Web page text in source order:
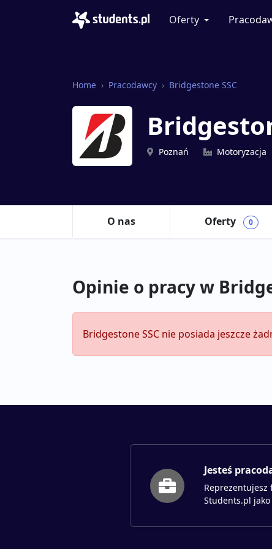
Oferty
Home Pracodawcy Bridgestone SSC
Poznań Motoryzacja
O nas Oferty 0
Opinie o pracy w
Bridgestone SSC nie posiada jeszcze
Jesteś
Reprezentujesz
Students.pl